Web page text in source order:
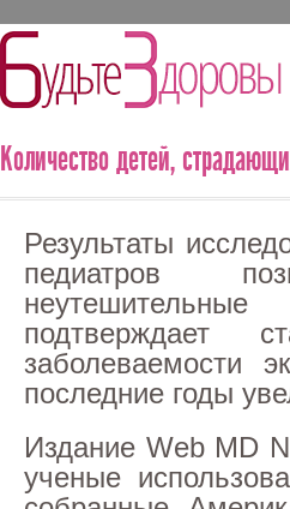
Количество детей,
Результаты
педиатров
подтверждает
заболеваемости
последние годы
Издание Web MD
ученые